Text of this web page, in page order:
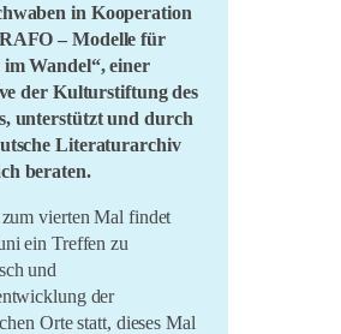
20/21
2020
Draussen
in Kooperation
– Modelle für
Wandel“, einer
der Kulturstiftung des
unterstützt und durch
Literaturarchiv
beraten.
vierten Mal findet
ein Treffen zu
und
der
Orte statt, dieses Mal